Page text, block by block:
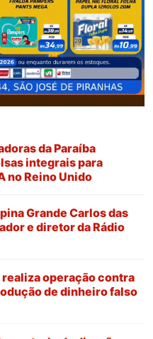
da Paraíba
integrais para
no Reino Unido
Grande Carlos das
e diretor da Rádio
operação contra
de dinheiro falso